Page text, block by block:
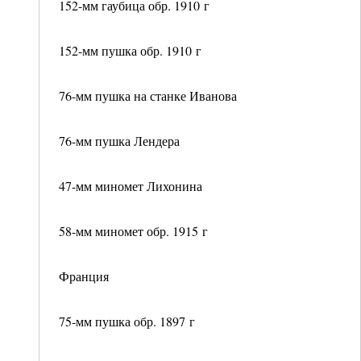
152-мм гаубица обр. 1910 г
152-мм пушка обр. 1910 г
76-мм пушка на станке Иванова
76-мм пушка Лендера
47-мм миномет Лихонина
58-мм миномет обр. 1915 г
Франция
75-мм пушка обр. 1897 г